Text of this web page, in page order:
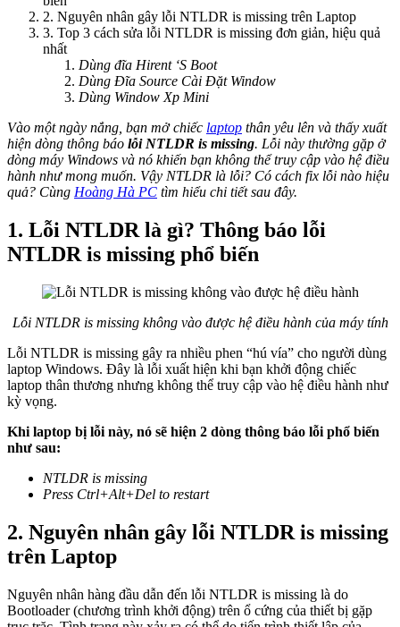
2. Nguyên nhân gây lỗi NTLDR is missing trên Laptop
3. Top 3 cách sửa lỗi NTLDR is missing đơn giản, hiệu quả
nhất
Dùng đĩa Hirent ‘S Boot
Dùng Đĩa Source Cài Đặt Window
Dùng Window Xp Mini
Vào một ngày nắng, bạn mở chiếc laptop thân yêu lên và thấy xuất
hiện dòng thông báo lỗi NTLDR is missing. Lỗi này thường gặp ở
dòng máy Windows và nó khiến bạn không thể truy cập vào hệ điều
hành như mong muốn. Vậy NTLDR là lỗi? Có cách fix lỗi nào hiệu
quả? Cùng Hoàng Hà PC tìm hiểu chi tiết sau đây.
1. Lỗi NTLDR là gì? Thông báo lỗi
NTLDR is missing phổ biến
Lỗi NTLDR is missing không vào được hệ điều hành của máy tính
Lỗi NTLDR is missing gây ra nhiều phen “hú vía” cho người dùng
laptop Windows. Đây là lỗi xuất hiện khi bạn khởi động chiếc
laptop thân thương nhưng không thể truy cập vào hệ điều hành như
kỳ vọng.
Khi laptop bị lỗi này, nó sẽ hiện 2 dòng thông báo lỗi phổ biến
như sau:
NTLDR is missing
Press Ctrl+Alt+Del to restart
2. Nguyên nhân gây lỗi NTLDR is missing
trên Laptop
Nguyên nhân hàng đầu dẫn đến lỗi NTLDR is missing là do
Bootloader (chương trình khởi động) trên ổ cứng của thiết bị gặp